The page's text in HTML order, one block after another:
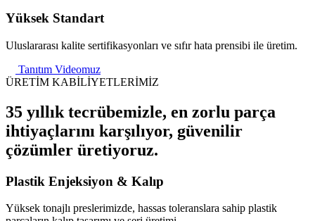
Yüksek Standart
Uluslararası kalite sertifikasyonları ve sıfır hata prensibi ile üretim.
Tanıtım Videomuz
ÜRETİM KABİLİYETLERİMİZ
35 yıllık tecrübemizle, en zorlu parça
ihtiyaçlarını karşılıyor, güvenilir
çözümler üretiyoruz.
Plastik Enjeksiyon & Kalıp
Yüksek tonajlı preslerimizde, hassas toleranslara sahip plastik